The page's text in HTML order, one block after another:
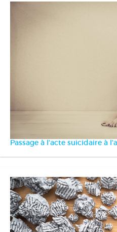
Passage à l'acte suicidaire à